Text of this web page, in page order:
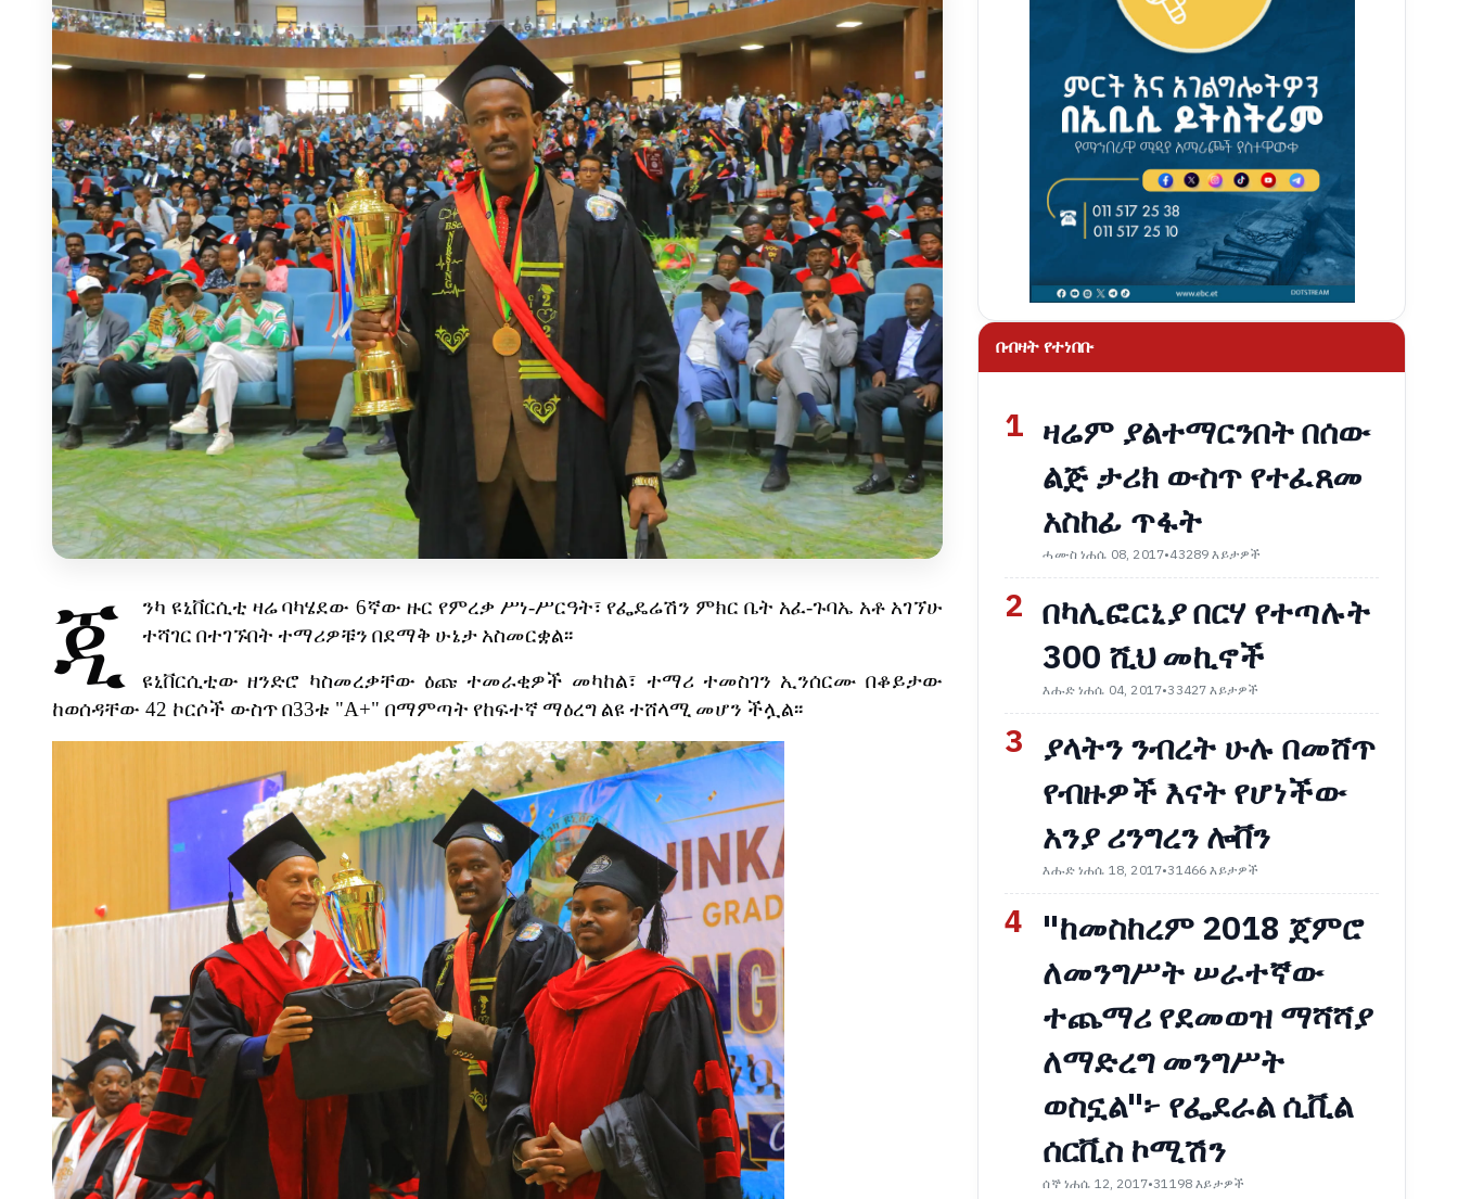
ጂ ንካ ዩኒቨርሲቲ ዛሬ ባካሄደው 6ኛው ዙር የምረቃ ሥነ-ሥርዓት፣ የፌዴሬሽን ምክር ቤት አፈ-ጉባኤ አቶ አገኘሁ
ተሻገር በተገኙበት ተማሪዎቹን በደማቅ ሁኔታ አስመርቋል፡፡
ዩኒቨርሲቲው ዘንድሮ ካስመረቃቸው ዕጩ ተመራቂዎች መካከል፣ ተማሪ ተመስገን ኢንሰርሙ በቆይታው
ከወሰዳቸው 42 ኮርሶች ውስጥበ33ቱ "A+" በማምጣት የከፍተኛ ማዕረግልዩተሸላሚ መሆን ችሏል፡፡
በብዛት የተነበቡ
1 ዛሬም ያልተማርንበት በሰው
ልጅ ታሪክ ውስጥ የተፈጸመ
አስከፊ ጥፋት
ሓሙስ ነሐሴ 08, 2017•43289 እይታዎች
2 በካሊፎርኒያ በርሃ የተጣሉት
300 ሺህ መኪኖች
እሑድ ነሐሴ 04, 2017•33427 እይታዎች
3 ያላትን ንብረት ሁሉ በመሸጥ
የብዙዎች እናት የሆነችው
አንያ ሪንግረን ሎቨን
እሑድ ነሐሴ 18, 2017•31466 እይታዎች
4 "ከመስከረም 2018 ጀምሮ
ለመንግሥት ሠራተኛው
ተጨማሪ የደመወዝ ማሻሻያ
ለማድረግ መንግሥት
ወስኗል"፦ የፌደራል ሲቪል
ሰርቪስ ኮሚሽን
ሰኞ ነሐሴ 12, 2017•31198 እይታዎች